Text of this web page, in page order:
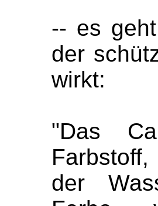
-- es
der
wirkt:
"Das
der